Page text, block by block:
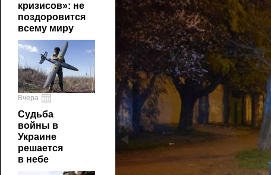
кризисов»: не
поздоровится
всему миру
Вчера
Судьба
войны в
Украине
решается
в небе